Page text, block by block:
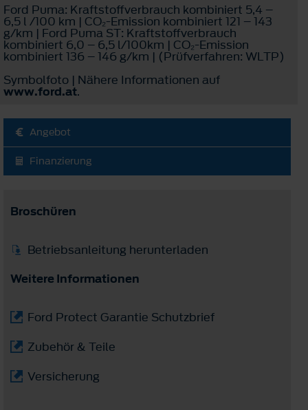
Ford Puma: Kraftstoffverbrauch kombiniert 5,4 –
6,5 l /100 km | CO₂-Emission kombiniert 121 – 143
g/km | Ford Puma ST: Kraftstoffverbrauch
kombiniert 6,0 – 6,5 l/100km | CO₂-Emission
kombiniert 136 – 146 g/km | (Prüfverfahren: WLTP)
Symbolfoto | Nähere Informationen auf
www.ford.at.
Angebot
Finanzierung
Broschüren
Betriebsanleitung herunterladen
Weitere Informationen
Ford Protect Garantie Schutzbrief
Zubehör & Teile
Versicherung